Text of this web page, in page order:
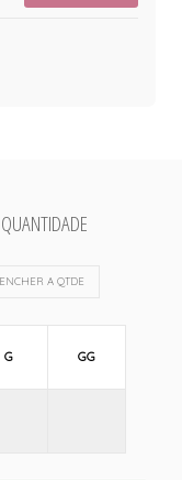
A QTDE
G GG